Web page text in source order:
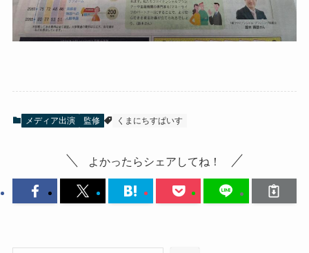
メディア出演 監修 くまにちすぱいす
よかったらシェアしてね！